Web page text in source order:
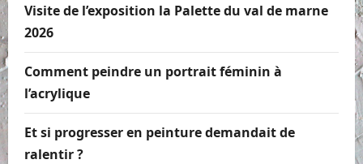
Visite de l’exposition la Palette du val de marne
2026
Comment peindre un portrait féminin à
l’acrylique
Et si progresser en peinture demandait de
ralentir ?